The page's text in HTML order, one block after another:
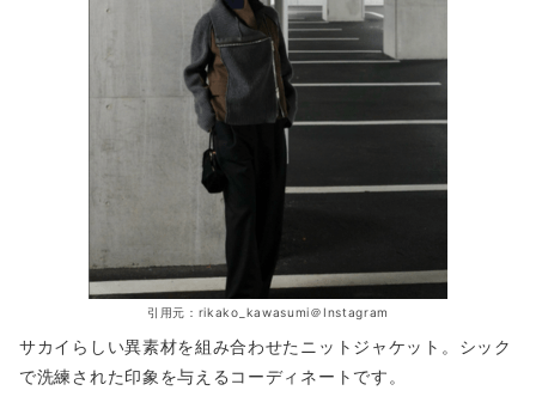
引用元：rikako_kawasumi＠Instagram
サカイらしい異素材を組み合わせたニットジャケット。シック
で洗練された印象を与えるコーディネートです。